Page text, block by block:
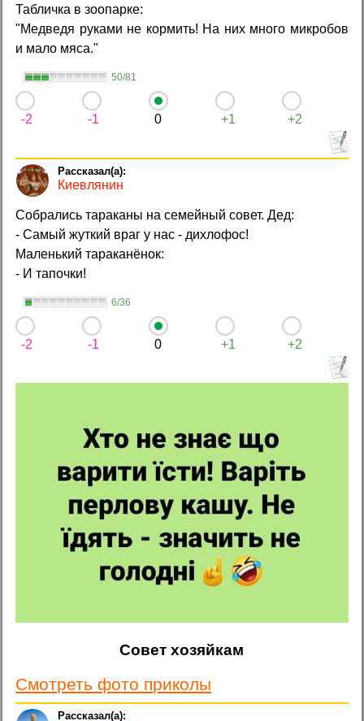
Табличка в зоопарке:
"Медведя руками не кормить! На них много микробов
и мало мяса."
50/81
-2 -1 0 +1 +2
Киевлянин
Собрались тараканы на семейный совет. Дед:
- Самый жуткий враг у нас - дихлофос!
Маленький тараканёнок:
- И тапочки!
6/36
-2 -1 0 +1 +2
Совет хозяйкам
Смотреть фото приколы